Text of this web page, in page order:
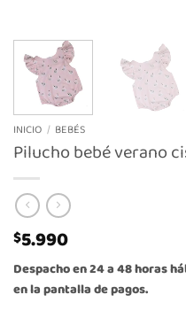
INICIO / BEBÉS
Pilucho bebé verano
$5.990
Despacho en 24 a 48 horas
en la pantalla de pagos.